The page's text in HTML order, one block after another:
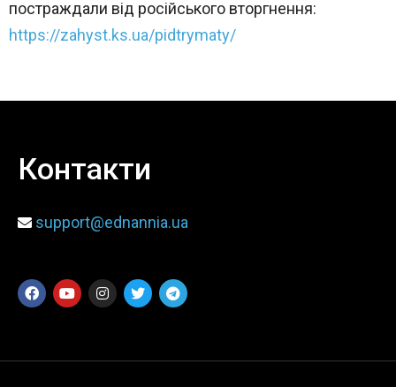
постраждали від російського вторгнення:
https://zahyst.ks.ua/pidtrymaty/
Контакти
support@ednannia.ua